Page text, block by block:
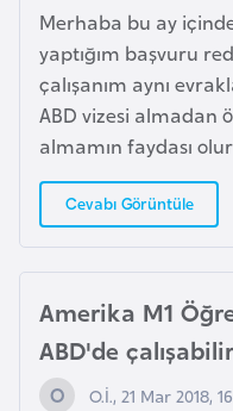
Merhaba bu ay
yaptığım başvuru
çalışanım aynı
ABD vizesi almadan
almamın faydası
Cevabı Görüntüle
Amerika M1
ABD'de
O.İ., 21 Mar 2018,
D
a
n
i
m
k
e
m